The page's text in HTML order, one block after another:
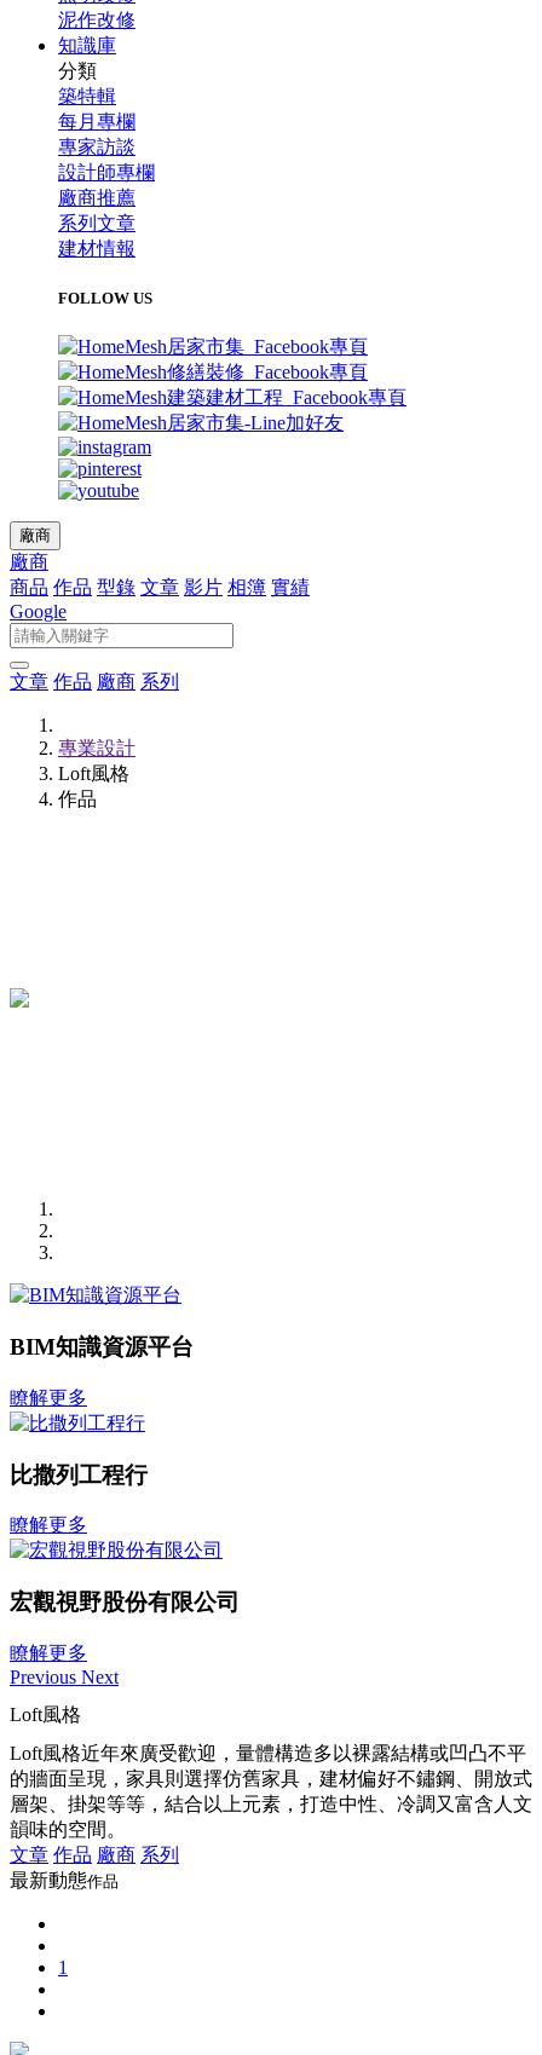
泥作改修
知識庫
分類
築特輯
每月專欄
專家訪談
設計師專欄
廠商推薦
系列文章
建材情報
FOLLOW US
廠商
廠商
商品 作品 型錄 文章 影片 相簿 實績
Google
文章 作品 廠商 系列
專業設計
Loft風格
作品
BIM知識資源平台
瞭解更多
比撒列工程行
瞭解更多
宏觀視野股份有限公司
瞭解更多
Previous Next
Loft風格
Loft風格近年來廣受歡迎，量體構造多以裸露結構或凹凸不平
的牆面呈現，家具則選擇仿舊家具，建材偏好不鏽鋼、開放式
層架、掛架等等，結合以上元素，打造中性、冷調又富含人文
韻味的空間。
文章 作品 廠商 系列
最新動態作品
1